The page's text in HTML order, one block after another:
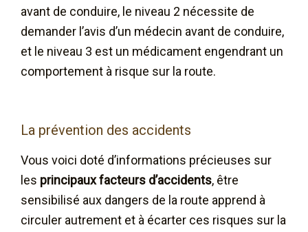
avant de conduire, le niveau 2 nécessite de
demander l’avis d’un médecin avant de conduire,
et le niveau 3 est un médicament engendrant un
comportement à risque sur la route.
La prévention des accidents
Vous voici doté d’informations précieuses sur
les principaux facteurs d’accidents, être
sensibilisé aux dangers de la route apprend à
circuler autrement et à écarter ces risques sur la